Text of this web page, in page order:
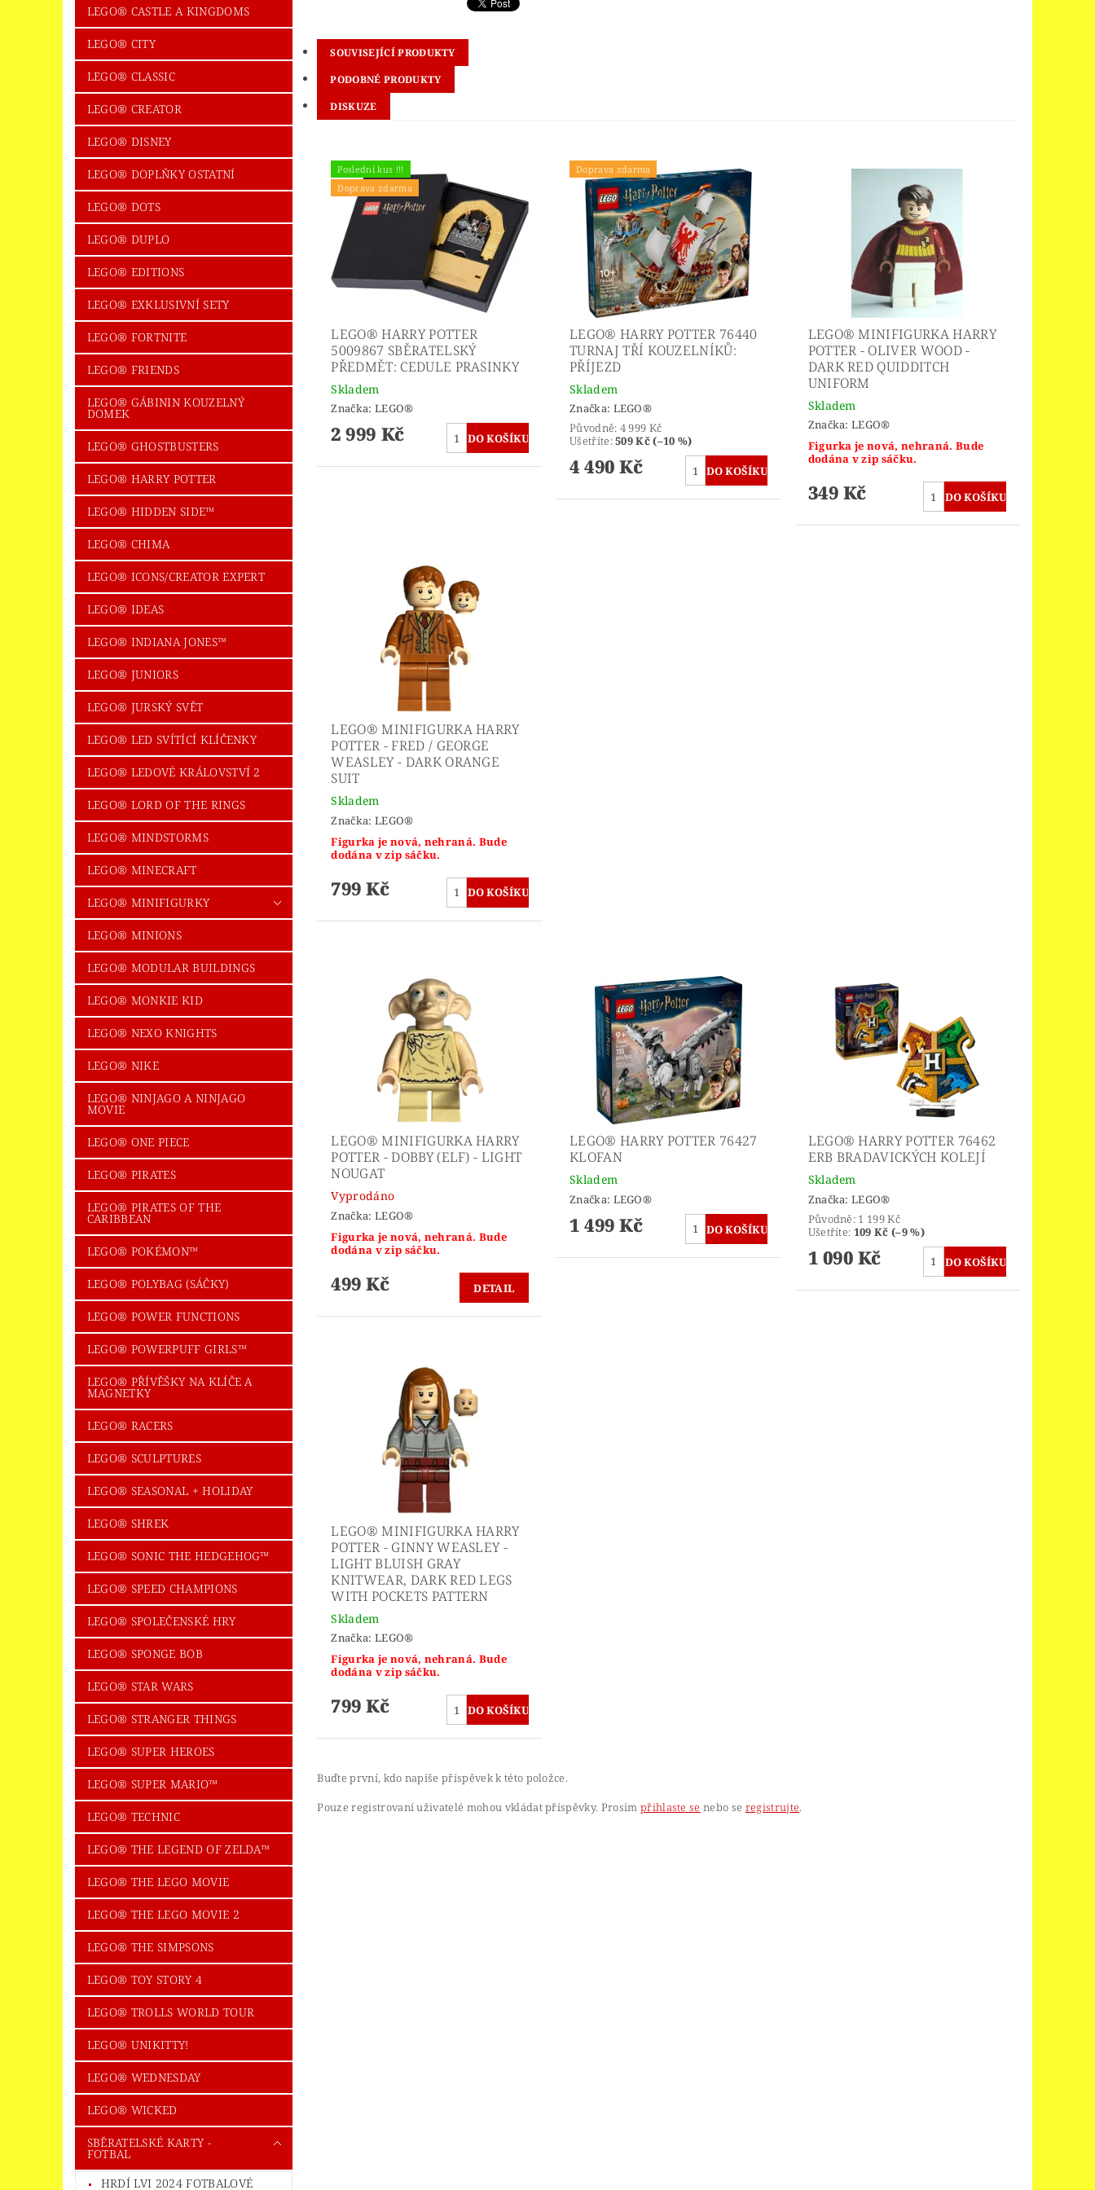
LEGO® CASTLE A KINGDOMS
LEGO® CITY
LEGO® CLASSIC
LEGO® CREATOR
LEGO® DISNEY
LEGO® DOPLŇKY OSTATNÍ
LEGO® DOTS
LEGO® DUPLO
LEGO® EDITIONS
LEGO® EXKLUSIVNÍ SETY
LEGO® FORTNITE
LEGO® FRIENDS
LEGO® GÁBININ KOUZELNÝ
DOMEK
LEGO® GHOSTBUSTERS
LEGO® HARRY POTTER
LEGO® HIDDEN SIDE™
LEGO® CHIMA
LEGO® ICONS/CREATOR EXPERT
LEGO® IDEAS
LEGO® INDIANA JONES™
LEGO® JUNIORS
LEGO® JURSKÝ SVĚT
LEGO® LED SVÍTÍCÍ KLÍČENKY
LEGO® LEDOVÉ KRÁLOVSTVÍ 2
LEGO® LORD OF THE RINGS
LEGO® MINDSTORMS
LEGO® MINECRAFT
LEGO® MINIFIGURKY
LEGO® MINIONS
LEGO® MODULAR BUILDINGS
LEGO® MONKIE KID
LEGO® NEXO KNIGHTS
LEGO® NIKE
LEGO® NINJAGO A NINJAGO
MOVIE
LEGO® ONE PIECE
LEGO® PIRATES
LEGO® PIRATES OF THE
CARIBBEAN
LEGO® POKÉMON™
LEGO® POLYBAG (SÁČKY)
LEGO® POWER FUNCTIONS
LEGO® POWERPUFF GIRLS™
LEGO® PŘÍVĚŠKY NA KLÍČE A
MAGNETKY
LEGO® RACERS
LEGO® SCULPTURES
LEGO® SEASONAL + HOLIDAY
LEGO® SHREK
LEGO® SONIC THE HEDGEHOG™
LEGO® SPEED CHAMPIONS
LEGO® SPOLEČENSKÉ HRY
LEGO® SPONGE BOB
LEGO® STAR WARS
LEGO® STRANGER THINGS
LEGO® SUPER HEROES
LEGO® SUPER MARIO™
LEGO® TECHNIC
LEGO® THE LEGEND OF ZELDA™
LEGO® THE LEGO MOVIE
LEGO® THE LEGO MOVIE 2
LEGO® THE SIMPSONS
LEGO® TOY STORY 4
LEGO® TROLLS WORLD TOUR
LEGO® UNIKITTY!
LEGO® WEDNESDAY
LEGO® WICKED
SBĚRATELSKÉ KARTY -
FOTBAL
HRDÍ LVI 2024 FOTBALOVÉ
SOUVISEJÍCÍ PRODUKTY
PODOBNÉ PRODUKTY
DISKUZE
Poslední kus !!!
Doprava zdarma
LEGO® HARRY POTTER
5009867 SBĚRATELSKÝ
PŘEDMĚT: CEDULE PRASINKY
Skladem
Značka: LEGO®
2 999 Kč
Doprava zdarma
LEGO® HARRY POTTER 76440
TURNAJ TŘÍ KOUZELNÍKŮ:
PŘÍJEZD
Skladem
Značka: LEGO®
Původně: 4 999 Kč
Ušetříte:509 Kč (–10 %)
4 490 Kč
LEGO® MINIFIGURKA HARRY
POTTER - OLIVER WOOD -
DARK RED QUIDDITCH
UNIFORM
Skladem
Značka:LEGO®
Figurka je nová, nehraná. Bude
dodána v zip sáčku.
349 Kč
LEGO® MINIFIGURKA HARRY
POTTER - FRED / GEORGE
WEASLEY - DARK ORANGE
SUIT
Skladem
Značka: LEGO®
Figurka je nová, nehraná. Bude
dodána v zip sáčku.
799 Kč
LEGO® MINIFIGURKA HARRY
POTTER - DOBBY (ELF) - LIGHT
NOUGAT
Vyprodáno
Značka: LEGO®
Figurka je nová, nehraná. Bude
dodána v zip sáčku.
499 Kč DETAIL
LEGO® HARRY POTTER 76427
KLOFAN
Skladem
Značka: LEGO®
1 499 Kč
LEGO® HARRY POTTER 76462
ERB BRADAVICKÝCH KOLEJÍ
Skladem
Značka:LEGO®
Původně: 1 199 Kč
Ušetříte: 109 Kč (–9 %)
1 090 Kč
LEGO® MINIFIGURKA HARRY
POTTER - GINNY WEASLEY -
LIGHT BLUISH GRAY
KNITWEAR, DARK RED LEGS
WITH POCKETS PATTERN
Skladem
Značka: LEGO®
Figurka je nová, nehraná. Bude
dodána v zip sáčku.
799 Kč
Buďte první, kdo napíše příspěvek k této položce.
Pouze registrovaní uživatelé mohou vkládat příspěvky. Prosím přihlaste se nebo se registrujte.